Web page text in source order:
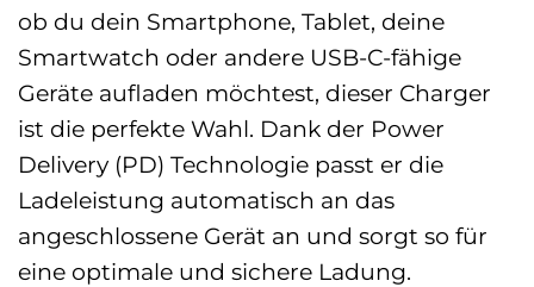
ob du dein Smartphone, Tablet, deine
Smartwatch oder andere USB-C-fähige
Geräte aufladen möchtest, dieser Charger
ist die perfekte Wahl. Dank der Power
Delivery (PD) Technologie passt er die
Ladeleistung automatisch an das
angeschlossene Gerät an und sorgt so für
eine optimale und sichere Ladung.